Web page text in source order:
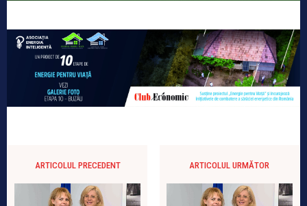
ARTICOLUL PRECEDENT ARTICOLUL URMĂTOR